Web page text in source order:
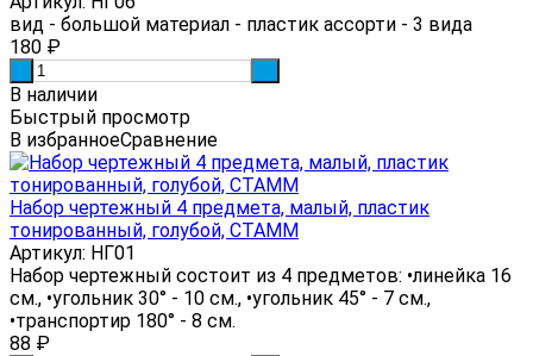
вид - большой материал - пластик ассорти - 3 вида
180 ₽
В наличии
Быстрый просмотр
В избранноеСравнение
Набор чертежный 4 предмета, малый, пластик
тонированный, голубой, СТАММ
Артикул: НГ01
Набор чертежный состоит из 4 предметов: •линейка 16
см., •угольник 30° - 10 см., •угольник 45° - 7 см.,
•транспортир 180° - 8 см.
88 ₽